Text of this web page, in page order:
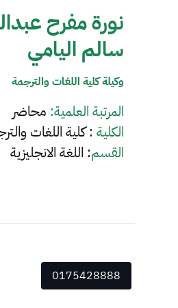
نورة مفرح
سالم اليامي
وكيلة كلية اللغات والترجمة
المرتبة العلمية: محاضر
الكلية : كلية اللغات
القسم: اللغة الانجليزية
0175428888